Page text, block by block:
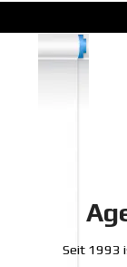
Seit 1993